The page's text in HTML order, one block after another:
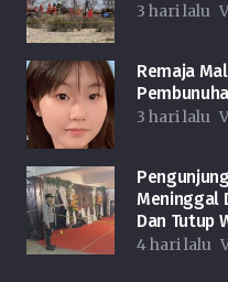
3 hari lalu
Remaja
3 hari lalu
Meninggal
Dan Tutup
4 hari lalu